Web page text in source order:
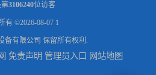
3106240位访客
有 ©2026-08-07 1
备有限公司 保留所有权利.
免责声明 管理员入口 网站地图